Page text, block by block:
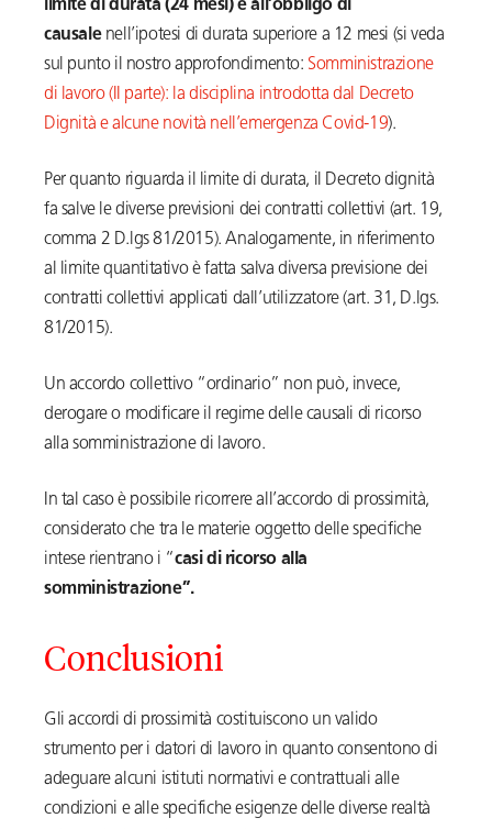
limite di durata (24 mesi) e all’obbligo di
causalenell’ipotesi di durata superiore a 12 mesi (si veda
sul punto il nostro approfondimento: Somministrazione
di lavoro (II parte): la disciplina introdotta dal Decreto
Dignità e alcune novità nell’emergenza Covid-19).
Per quanto riguarda il limite di durata, il Decreto dignità
fa salve le diverse previsioni dei contratti collettivi (art. 19,
comma 2 D.lgs 81/2015). Analogamente, in riferimento
al limite quantitativo è fatta salva diversa previsione dei
contratti collettivi applicati dall’utilizzatore (art. 31, D.lgs.
81/2015).
Un accordo collettivo “ordinario” non può, invece,
derogare o modificare il regime delle causali di ricorso
alla somministrazione di lavoro.
In tal caso è possibile ricorrere all’accordo di prossimità,
considerato che tra le materie oggetto delle specifiche
intese rientrano i “casi di ricorso alla
somministrazione”.
Conclusioni
Gli accordi di prossimità costituiscono un valido
strumento per i datori di lavoro in quanto consentono di
adeguare alcuni istituti normativi e contrattuali alle
condizioni e alle specifiche esigenze delle diverse realtà